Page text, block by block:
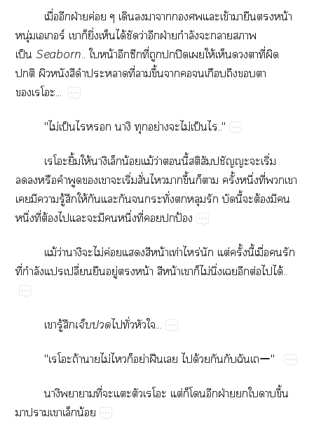
ื่​​ฝ่​ค่​​​​​​​​ข้​​​​น้​
ุ่​​ร์​​​ิ่​​ได้​​ว่​​ฝ่​ำ​​​​
ป็ Seaborn..​​น้​​​ี่​​​ปิ​​ให้​​​​ี่​​
​​​​​​ี่​​ึ้​​​​​​​​
...
"ไม่​ป็​​​​​ย่​​ไม่​ป็​.."
ิ้​ให้​น้​ม้​ว่​​ี้​​ป​​ิ่​
​​​​​​​ิ่​ั่​​​ึ้​​​ั้​ึ่​ี่​​​
​​​ู้​​ให้​​​​​ั่​​​​​ี้​​ต้​​​
ึ่​ี่​ต้​​​​​​ึ่​ี่​​​ป้
ม้​ว่​ไม่​ค่​​​น้​ท่​ร่​ต่​ั้​ี้​ื่​​​
ี่​ำ​​ปี่​​ู่​​น้​​น้​​​ไม่​ิ่​​​ต่​​ได้..
​ู้​​​ั่​​...
"ถ้​​ไม่​​​ย่​ฝื​​​ด้​​​ー"
​ี่​​​​ต่​​​​ฝ่​​​​ึ้​
​​​​น้